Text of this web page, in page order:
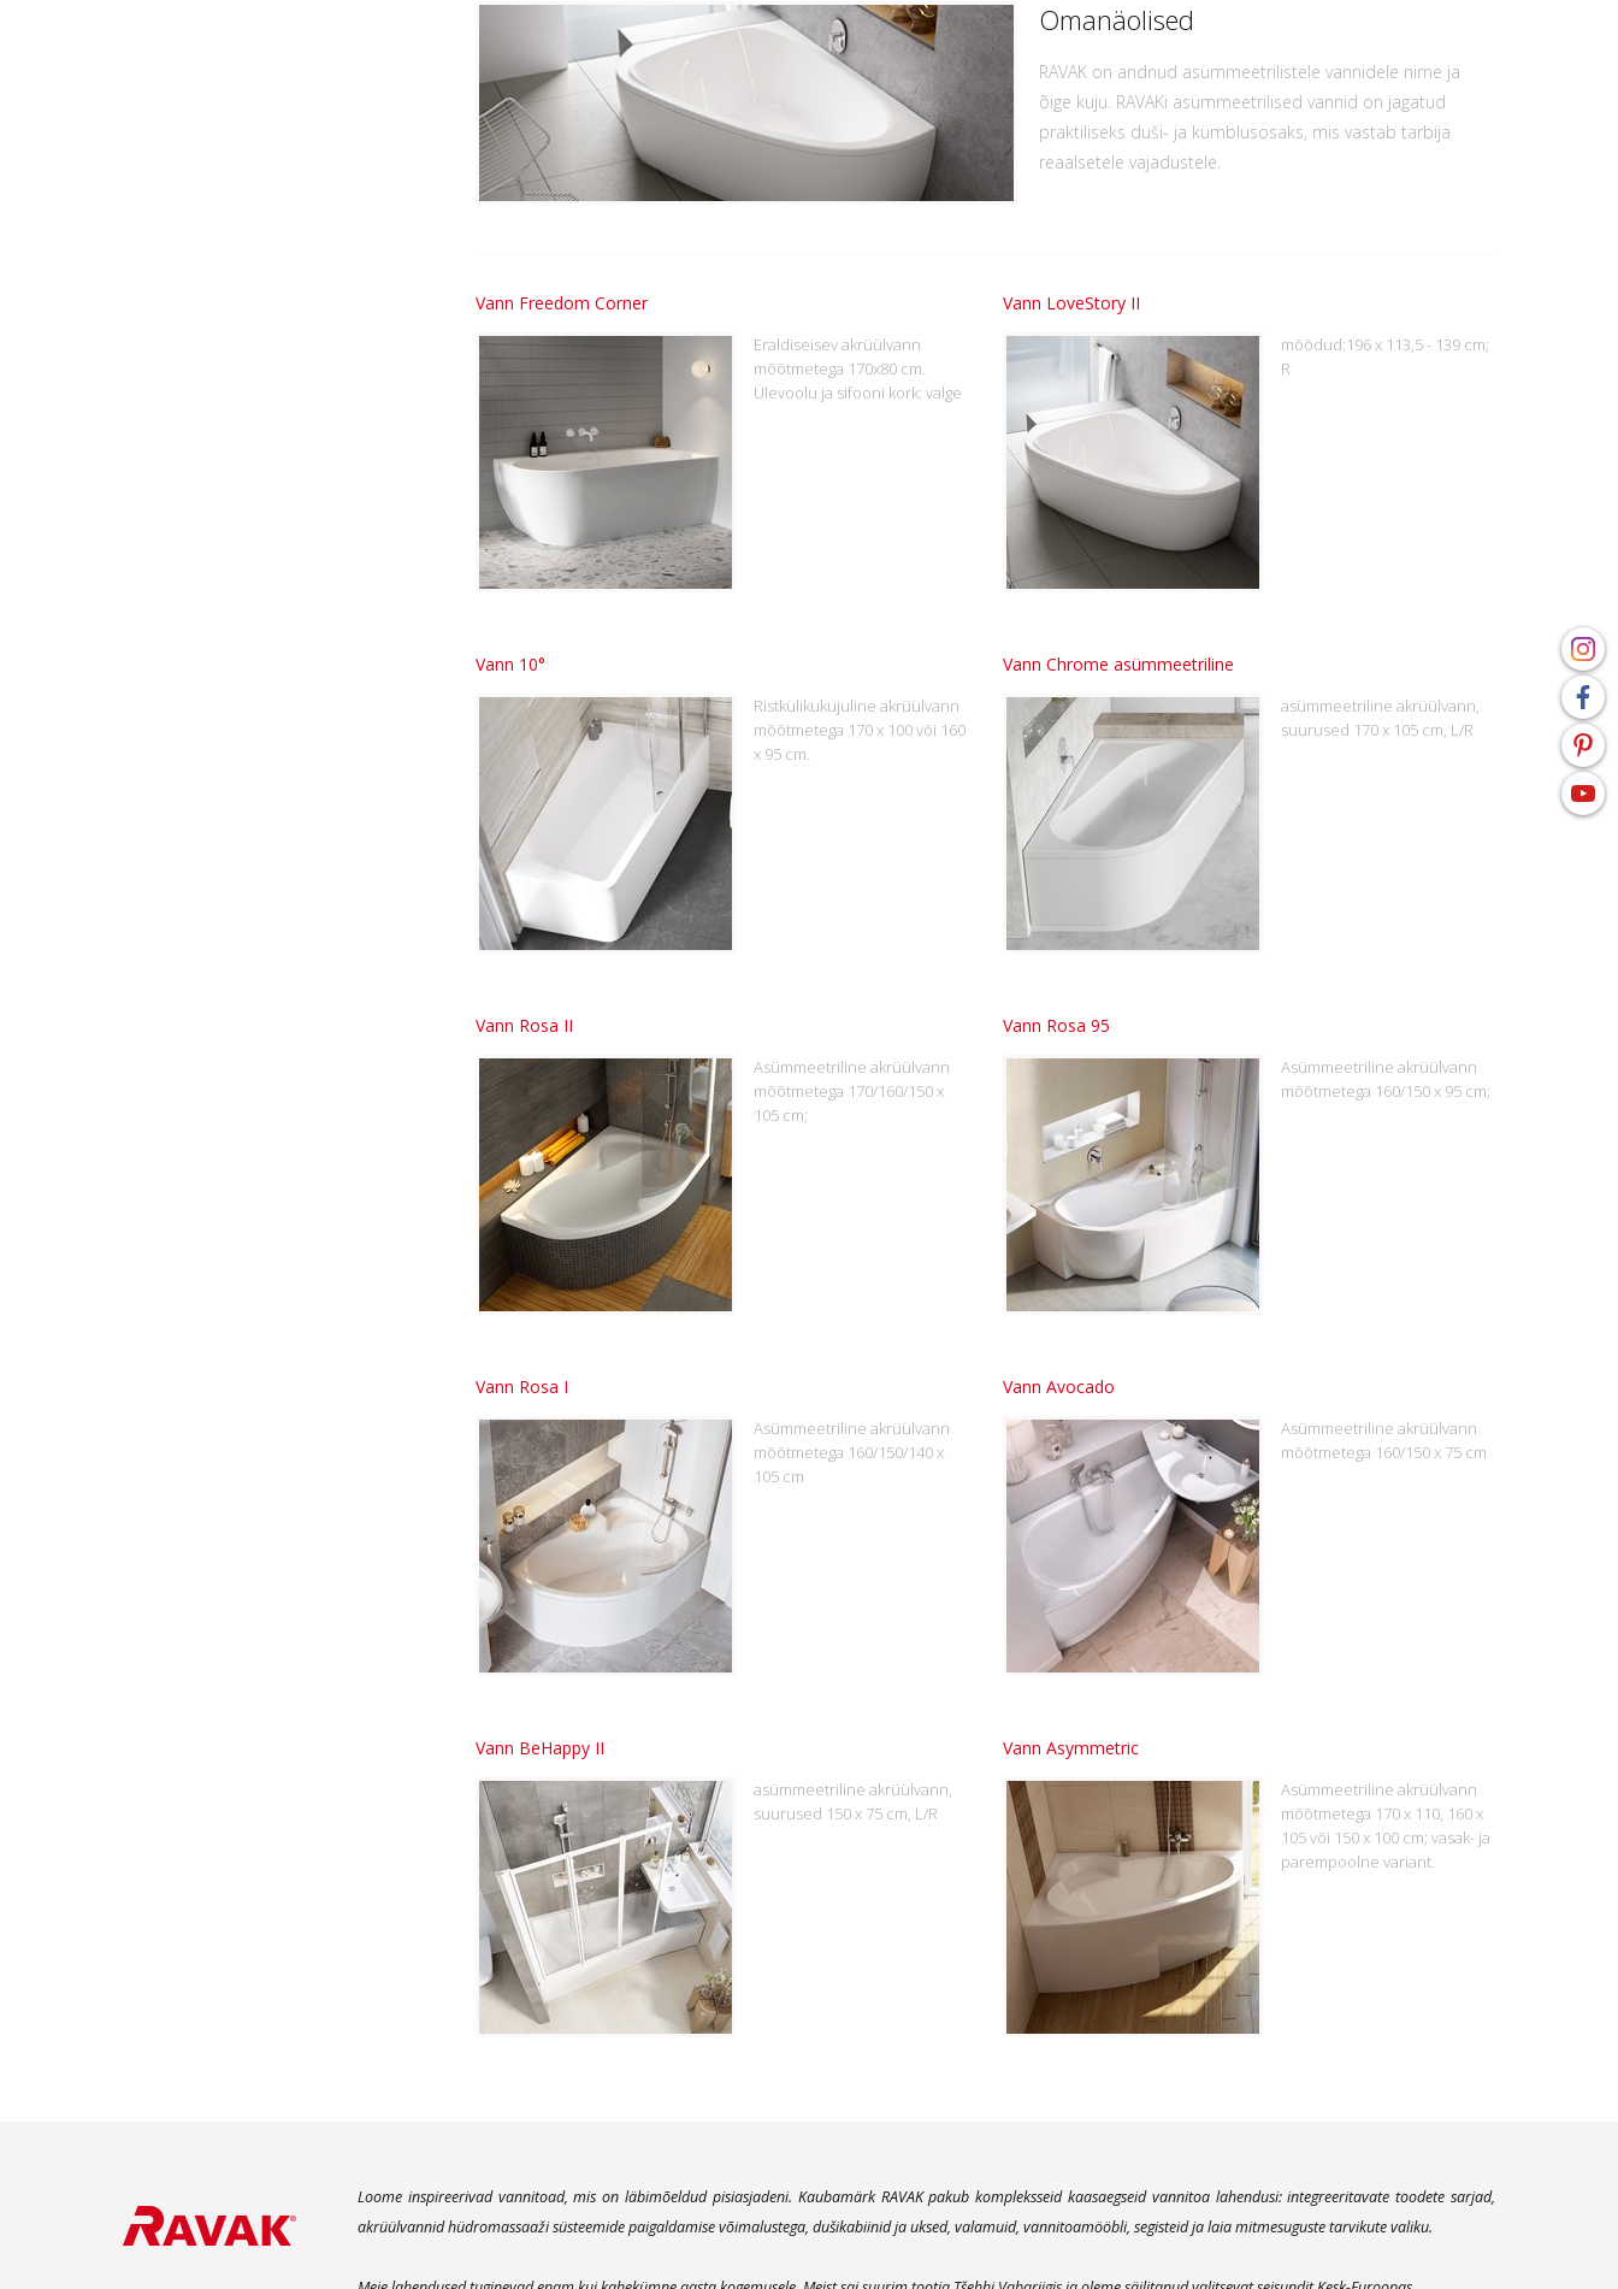
Omanäolised
RAVAK on andnud asümmeetrilistele vannidele nime ja
õige kuju. RAVAKi asümmeetrilised vannid on jagatud
praktiliseks duši- ja kümblusosaks, mis vastab tarbija
reaalsetele vajadustele.
Vann Freedom Corner
Eraldiseisev akrüülvann
mõõtmetega 170x80 cm.
Ülevoolu ja sifooni kork: valge
Vann LoveStory II
mõõdud:196 x 113,5 - 139 cm;
R
Vann 10°
Ristkülikukujuline akrüülvann
mõõtmetega 170 x 100 või 160
x 95 cm.
Vann Chrome asümmeetriline
asümmeetriline akrüülvann,
suurused 170 x 105 cm, L/R
Vann Rosa II
Asümmeetriline akrüülvann
mõõtmetega 170/160/150 x
105 cm;
Vann Rosa 95
Asümmeetriline akrüülvann
mõõtmetega 160/150 x 95 cm;
Vann Rosa I
Asümmeetriline akrüülvann
mõõtmetega 160/150/140 x
105 cm
Vann Avocado
Asümmeetriline akrüülvann
mõõtmetega 160/150 x 75 cm
Vann BeHappy II
asümmeetriline akrüülvann,
suurused 150 x 75 cm, L/R
Vann Asymmetric
Asümmeetriline akrüülvann
mõõtmetega 170 x 110, 160 x
105 või 150 x 100 cm; vasak- ja
parempoolne variant.
Loome inspireerivad vannitoad, mis on läbimõeldud pisiasjadeni. Kaubamärk RAVAK pakub kompleksseid kaasaegseid vannitoa lahendusi: integreeritavate toodete sarjad,
akrüülvannid hüdromassaaži süsteemide paigaldamise võimalustega, dušikabiinid ja uksed, valamuid, vannitoamööbli, segisteid ja laia mitmesuguste tarvikute valiku.